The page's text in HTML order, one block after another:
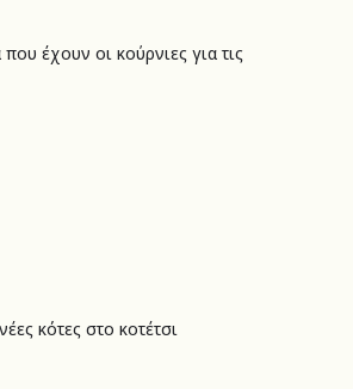
έχουν οι κούρνιες για τις
έχουν οι κούρνιες για τις κότες
κότες στο κοτέτσι
νέες κότες στο κοτέτσι